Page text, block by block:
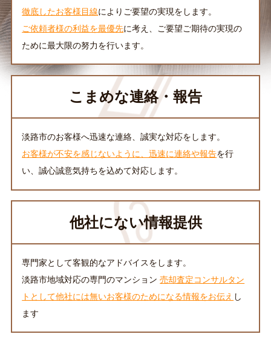
徹底したお客様目線によりご要望の実現をします。
ご依頼者様の利益を最優先に考え、ご要望ご期待の実現の
ために最大限の努力を行います。
こまめな連絡・報告
淡路市のお客様へ迅速な連絡、誠実な対応をします。
お客様が不安を感じないように、迅速に連絡や報告を行
い、誠心誠意気持ちを込めて対応します。
他社にない情報提供
専門家として客観的なアドバイスをします。
淡路市地域対応の専門のマンション売却査定コンサルタン
トとして他社には無いお客様のためになる情報をお伝え し
ます